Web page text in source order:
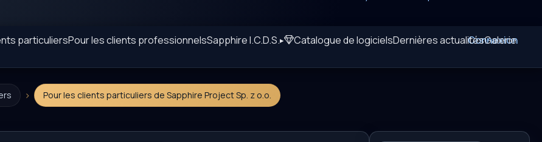
Connexion
particuliersPour les clients professionnelsSapphire I.C.D.S. Catalogue de logicielsDernières actualitésGalerie
› Pour les clients particuliers de Sapphire Project Sp. z o.o.